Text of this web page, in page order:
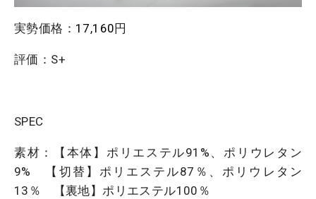
実勢価格 ： 17,160 円
評価 ： S+
SPEC
素材：【本体】ポリエステル91%、ポリウレタン
9% 【切替】ポリエステル87％、ポリウレタン
13％ 【裏地】ポリエステル100％